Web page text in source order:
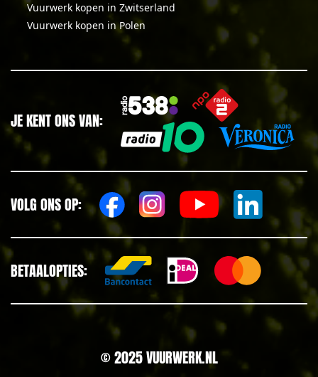
Vuurwerk kopen in Zwitserland
Vuurwerk kopen in Polen
JE KENT ONS VAN:
VOLG ONS OP:
BETAALOPTIES:
© 2025 VUURWERK.NL